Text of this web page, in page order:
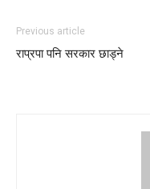
Previous article
राप्रपा पनि सरकार छाड्ने